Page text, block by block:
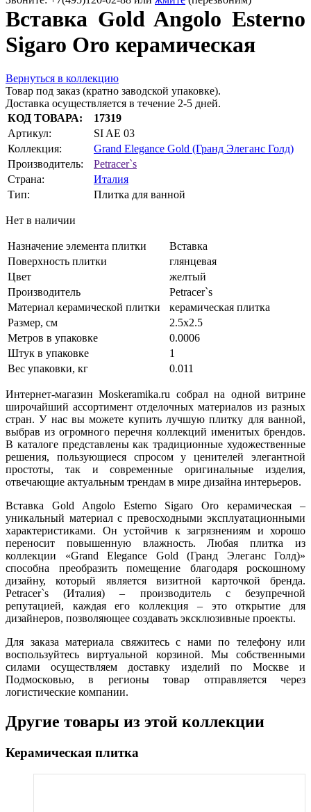
Вставка Gold Angolo Esterno
Sigaro Oro керамическая
Вернуться в коллекцию
Товар под заказ (кратно заводской упаковке).
Доставка осуществляется в течение 2-5 дней.
КОД ТОВАРА:
17319
Артикул:
SI AE 03
Коллекция:
Grand Elegance Gold (Гранд Элеганс Голд)
Производитель:
Petracer`s
Страна:
Италия
Тип:
Плитка для ванной
Нет в наличии
Назначение элемента плитки
Вставка
Поверхность плитки
глянцевая
Цвет
желтый
Производитель
Petracer`s
Материал керамической плитки
керамическая плитка
Размер, см
2.5x2.5
Метров в упаковке
0.0006
Штук в упаковке
1
Вес упаковки, кг
0.011
Интернет-магазин Moskeramika.ru собрал на одной витрине
широчайший ассортимент отделочных материалов из разных
стран. У нас вы можете купить лучшую плитку для ванной,
выбрав из огромного перечня коллекций именитых брендов.
В каталоге представлены как традиционные художественные
решения, пользующиеся спросом у ценителей элегантной
простоты, так и современные оригинальные изделия,
отвечающие актуальным трендам в мире дизайна интерьеров.
Вставка Gold Angolo Esterno Sigaro Oro керамическая –
уникальный материал с превосходными эксплуатационными
характеристиками. Он устойчив к загрязнениям и хорошо
переносит повышенную влажность. Любая плитка из
коллекции «Grand Elegance Gold (Гранд Элеганс Голд)»
способна преобразить помещение благодаря роскошному
дизайну, который является визитной карточкой бренда.
Petracer`s (Италия) – производитель с безупречной
репутацией, каждая его коллекция – это открытие для
дизайнеров, позволяющее создавать эксклюзивные проекты.
Для заказа материала свяжитесь с нами по телефону или
воспользуйтесь виртуальной корзиной. Мы собственными
силами осуществляем доставку изделий по Москве и
Подмосковью, в регионы товар отправляется через
логистические компании.
Другие товары из этой коллекции
Керамическая плитка